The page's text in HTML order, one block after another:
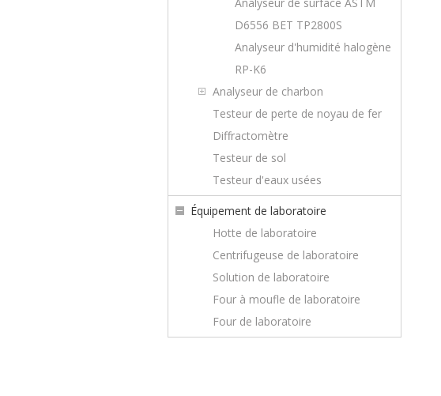
D6556 BET TP2800S
Analyseur d'humidité halogène
RP-K6
Analyseur de charbon
Testeur de perte de noyau de fer
Diffractomètre
Testeur de sol
Testeur d'eaux usées
Équipement de laboratoire
Hotte de laboratoire
Centrifugeuse de laboratoire
Solution de laboratoire
Four à moufle de laboratoire
Four de laboratoire